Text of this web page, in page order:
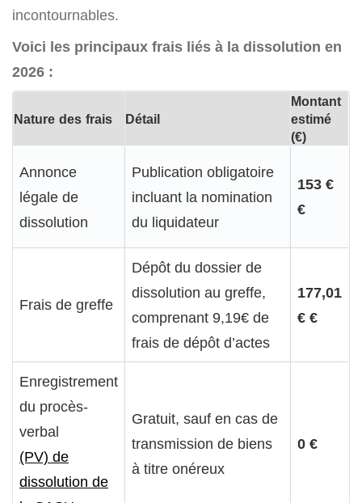
incontournables.
Voici les principaux frais liés à la dissolution en
2026 :
Nature des frais Détail
Montant
estimé
(€)
Annonce
légale de
dissolution
Publication obligatoire
incluant la nomination
du liquidateur
153 €
€
Frais de greffe
Dépôt du dossier de
dissolution au greffe,
comprenant 9,19€ de
frais de dépôt d’actes
177,01
€ €
Enregistrement
du procès-
verbal
(PV) de
dissolution de
Gratuit, sauf en cas de
transmission de biens
à titre onéreux
0 €